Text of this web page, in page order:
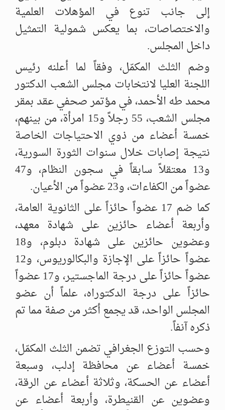
إلى جانب تنوع في المؤهلات العلمية
والاختصاصات، بما يعكس شمولية ‏التمثيل
‏داخل المجلس.‏
وضم الثلث المكمّل، وفقاً لما أعلنه رئيس
اللجنة العليا لانتخابات مجلس الشعب الدكتور
‌‏محمد طه الأحمد، في مؤتمر صحفي عقد بمقر
مجلس الشعب، 55 رجلاً و15 امرأة، ‌‏من بينهم،
خمسة أعضاء من ذوي الاحتياجات الخاصة
نتيجة إصابات خلال سنوات ‌‏الثورة السورية،
و13 معتقلاً سابقاً في سجون النظام، و47
عضواً من الكفاءات، و23 ‌‏عضواً من الأعيان.
كما ضم 17 عضواً حائزاً على الثانوية العامة،
وأربعة أعضاء ‌‏حائزين على شهادة معهد،
وعضوين حائزين على شهادة دبلوم، و18
عضواً حائزاً ‏على ‏الإجازة والبكالوريوس، و12
عضواً حائزاً على درجة الماجستير، و17 عضواً
‏حائزاً ‏على درجة الدكتوراه، علماً أن عضو
المجلس الواحد، قد يجمع أكثر من صفة ‏مما تم
‏ذكره آنفاً.‏
وحسب التوزع الجغرافي تضمن الثلث المكمّل،
خمسة أعضاء عن محافظة إدلب، وسبعة
‌‏أعضاء عن الحسكة، وثلاثة أعضاء عن الرقة،
وعضوين عن القنيطرة، وأربعة أعضاء ‌‏عن